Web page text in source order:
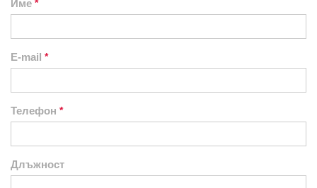
Име
E-mail
Телефон
Длъжност